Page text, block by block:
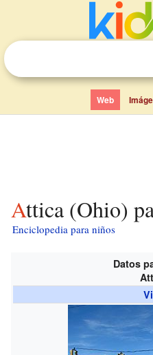
Web
Attica (Ohio)
Enciclopedia para niños
Datos